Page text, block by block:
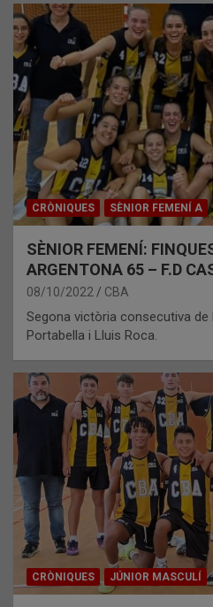
CRÒNIQUES SÈNIOR FEMENÍ A
SÈNIOR FEMENÍ:
ARGENTONA 65 – F.D
08/10/2022 CBA
Segona victòria consecutiva de
Portabella i Lluis Roca.
CRÒNIQUES JÚNIOR MASCULÍ